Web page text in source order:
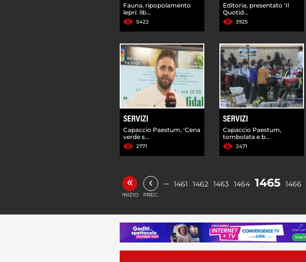
Fauna, ripopolamento
lepri: lib...
5422
Editoria, presentato 'Il
Quotid...
3925
SERVIZI
Capaccio Paestum, 'Cena
verde s...
2771
SERVIZI
Capaccio Paestum,
tombolata e b...
2471
«
INIZIO
‹
PREC.
… 1461 1462 1463 1464 1465 1466